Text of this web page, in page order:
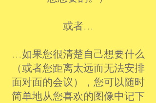
或者...
...如果您很清楚自己想要什么
（或者您距离太远而无法安排
面对面的会议），您可以随时
简单地从您喜欢的图像中记下